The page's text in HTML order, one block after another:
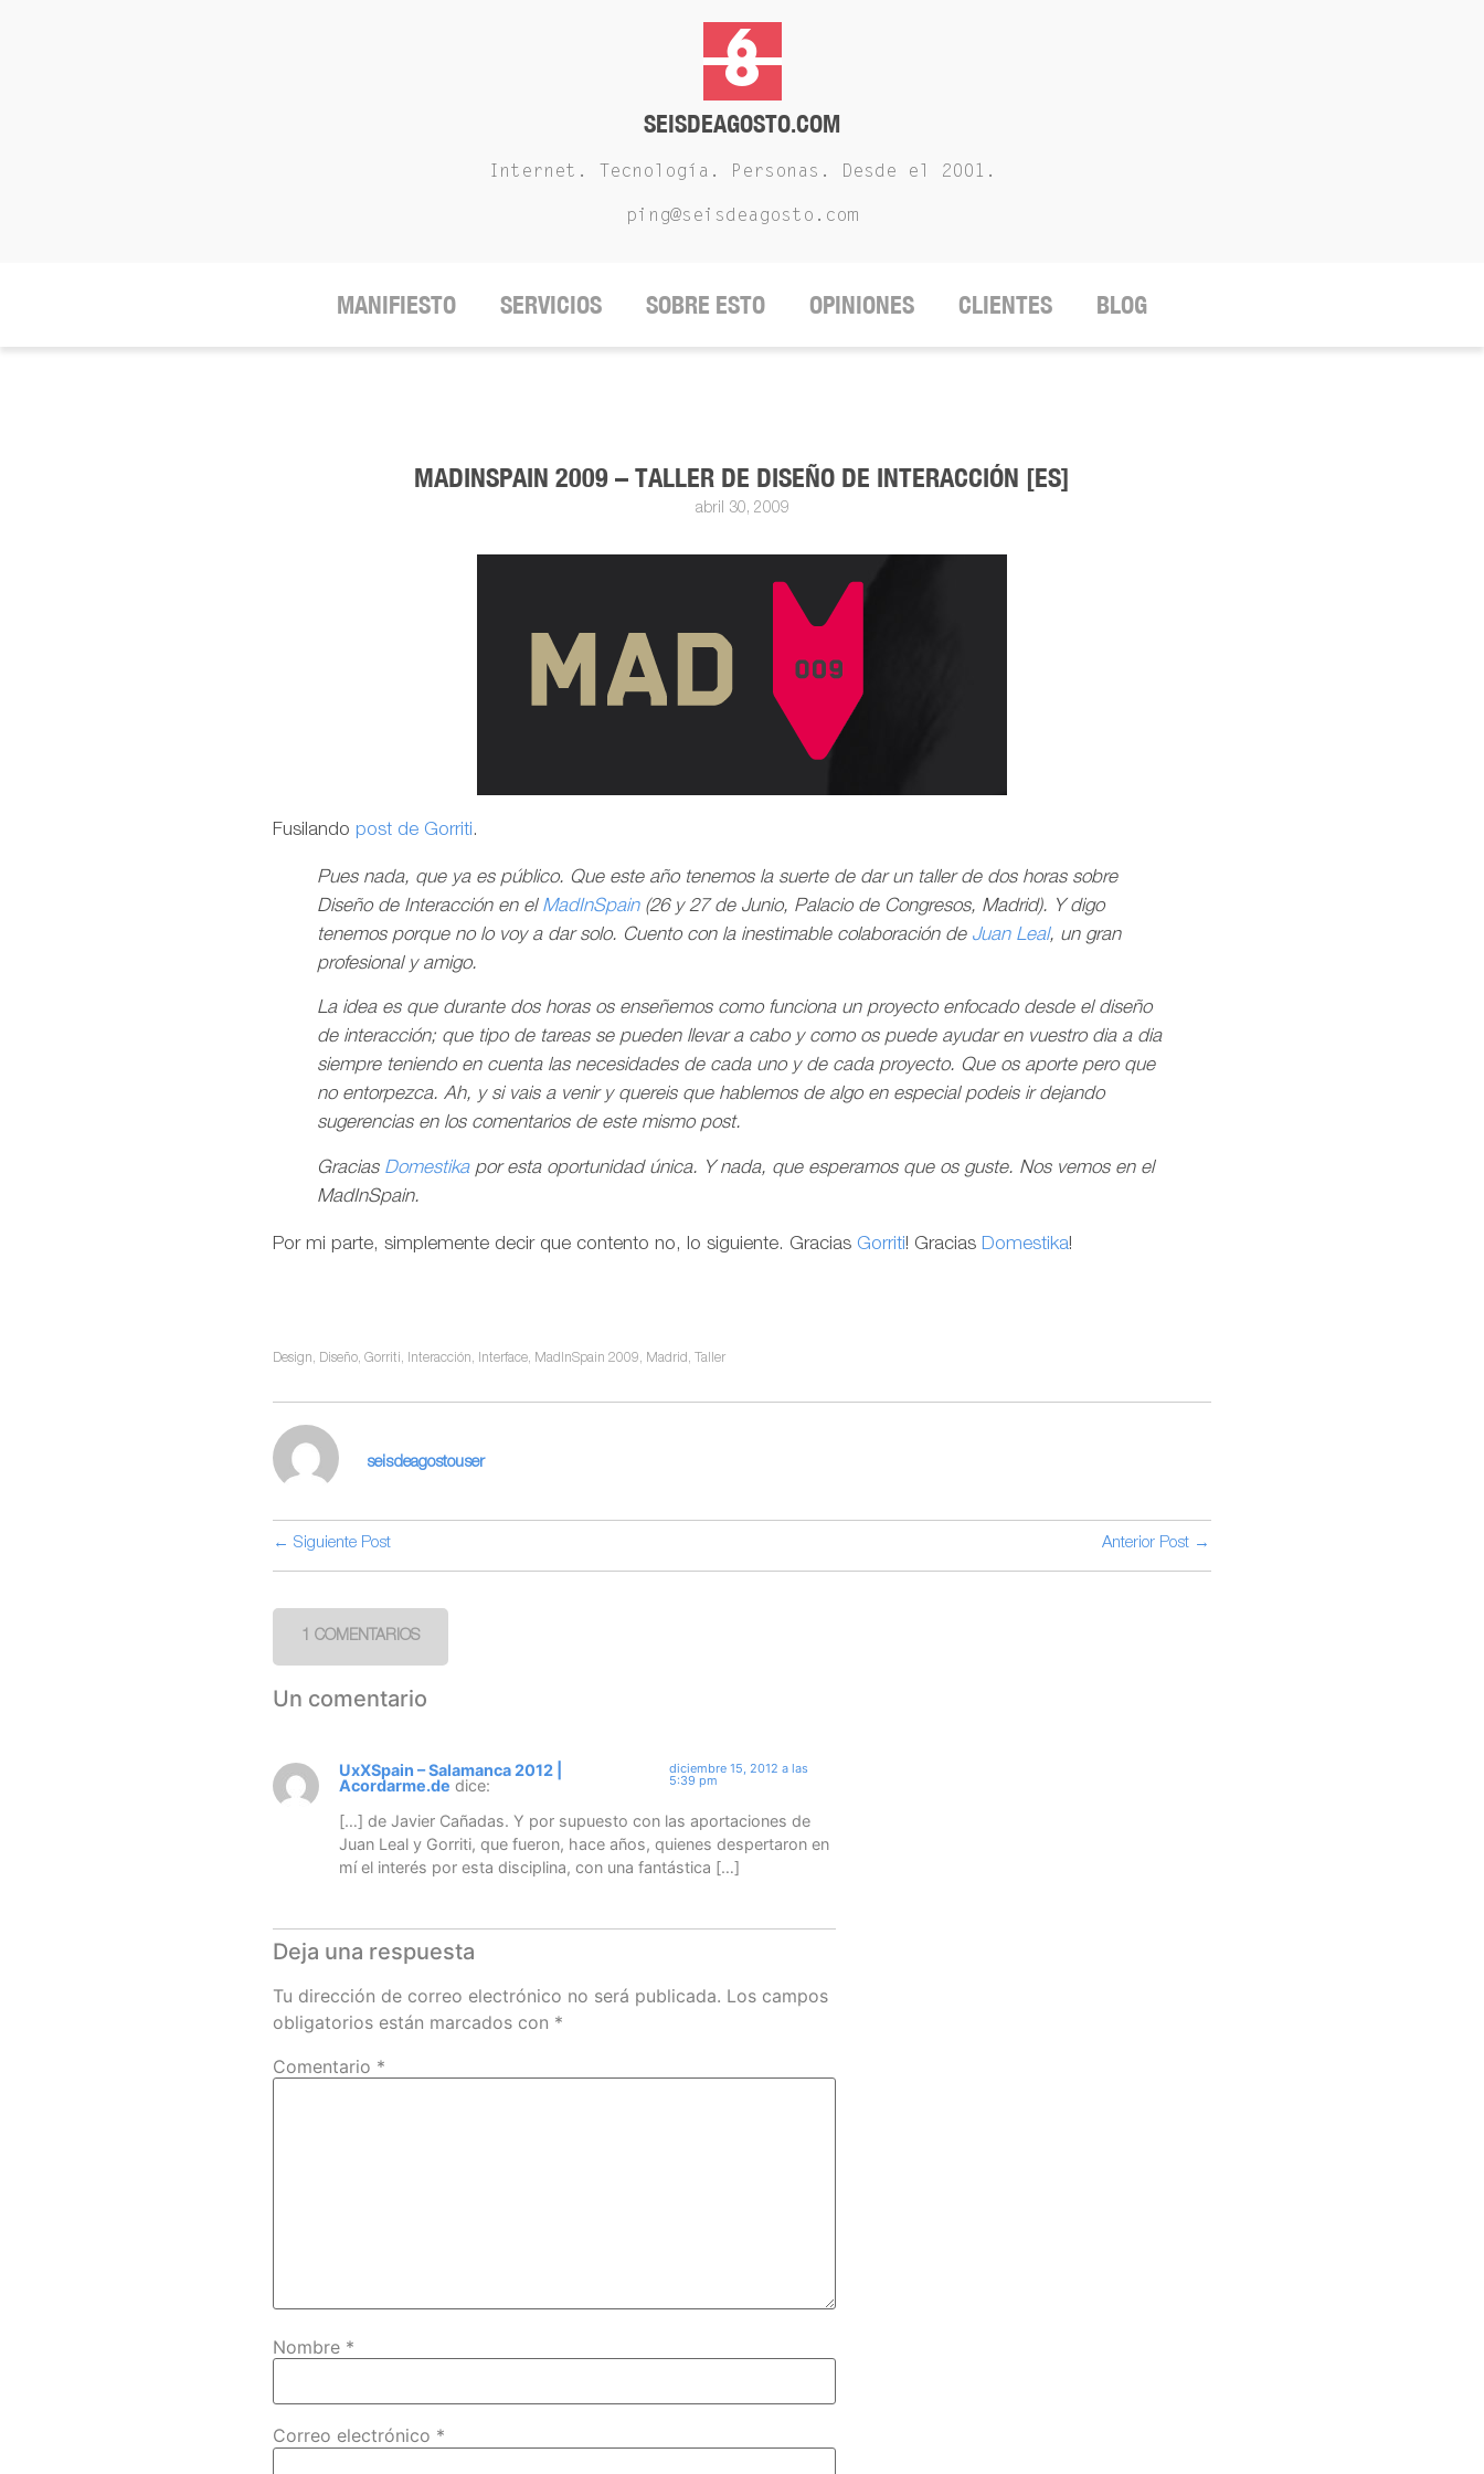
SEISDEAGOSTO.COM
Internet. Tecnología. Personas. Desde el 2001.
ping@seisdeagosto.com
MANIFIESTO SERVICIOS SOBRE ESTO OPINIONES CLIENTES BLOG
MADINSPAIN 2009 – TALLER DE DISEÑO DE INTERACCIÓN [ES]
abril 30, 2009
Fusilando post de Gorriti.
Pues nada, que ya es público. Que este año tenemos la suerte de dar un taller de dos horas sobre
Diseño de Interacción en el MadInSpain(26 y 27 de Junio, Palacio de Congresos, Madrid). Y digo
tenemos porque no lo voy a dar solo. Cuento con la inestimable colaboración de Juan Leal, un gran
profesional y amigo.
La idea es que durante dos horas os enseñemos como funciona un proyecto enfocado desde el diseño
de interacción; que tipo de tareas se pueden llevar a cabo y como os puede ayudar en vuestro dia a dia
siempre teniendo en cuenta las necesidades de cada uno y de cada proyecto. Que os aporte pero que
no entorpezca. Ah, y si vais a venir y quereis que hablemos de algo en especial podeis ir dejando
sugerencias en los comentarios de este mismo post.
Gracias Domestikapor esta oportunidad única. Y nada, que esperamos que os guste. Nos vemos en el
MadInSpain.
Por mi parte, simplemente decir que contento no, lo siguiente. Gracias Gorriti! Gracias Domestika!
Design, Diseño, Gorriti, Interacción, Interface, MadInSpain 2009, Madrid , Taller
seisdeagostouser
← Siguiente Post Anterior Post →
1 COMENTARIOS
Un comentario
UxXSpain – Salamanca 2012 |
Acordarme.de dice:
diciembre 15, 2012 a las
5:39 pm
[…] de Javier Cañadas. Y por supuesto con las aportaciones de
Juan Leal y Gorriti, que fueron, hace años, quienes despertaron en
mí el interés por esta disciplina, con una fantástica […]
Deja una respuesta
Tu dirección de correo electrónico no será publicada. Los campos
obligatorios están marcados con *
Comentario *
Nombre *
Correo electrónico *